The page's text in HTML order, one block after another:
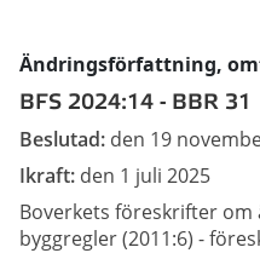
Ändringsförfattning,
BFS 2024:14 - BBR 31
Beslutad: den 19
Ikraft: den 1 juli 2025
Boverkets föreskrifter om
byggregler (2011:6) -